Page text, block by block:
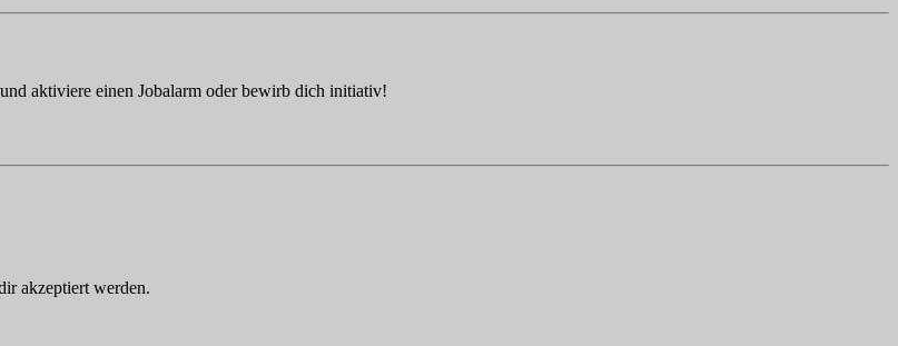
aktiviere einen Jobalarm oder bewirb dich initiativ!
akzeptiert werden.